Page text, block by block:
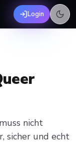
Login
nicht
sicher und echt